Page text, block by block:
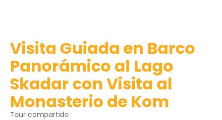
Visita Guiada en Barco
Panorámico al Lago
Skadar con Visita al
Monasterio de Kom
Tour compartido